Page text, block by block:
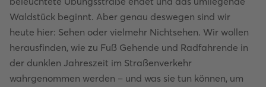
Waldstück beginnt. Aber genau deswegen sind wir
heute hier: Sehen oder vielmehr Nichtsehen. Wir wollen
herausfinden, wie zu Fuß Gehende und Radfahrende in
der dunklen Jahreszeit im Straßenverkehr
wahrgenommen werden – und was sie tun können, um